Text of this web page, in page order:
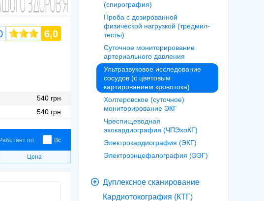
540 грн
540 грн
6,0
по: Вс
Цена
(спирография)
Проба с дозированной
физической нагрузкой (тредмил-
тесты)
Суточное мониторирование
артериального давления
Ультразвуковое исследование
сосудов (с цветовым
картированием кровотока)
Холтеровское (суточное)
мониторирование ЭКГ
Чреспищеводная
эхокардиография (ЧПЭхоКГ)
Электрокардиография (ЭКГ)
Электроэнцефалография (ЭЭГ)
Дуплексное сканирование
Кардиотокография (КТГ)